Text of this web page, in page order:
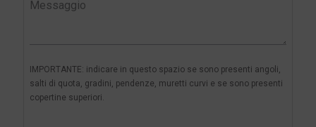
IMPORTANTE: indicare in questo spazio se sono presenti angoli,
salti di quota, gradini, pendenze, muretti curvi e se sono presenti
copertine superiori.